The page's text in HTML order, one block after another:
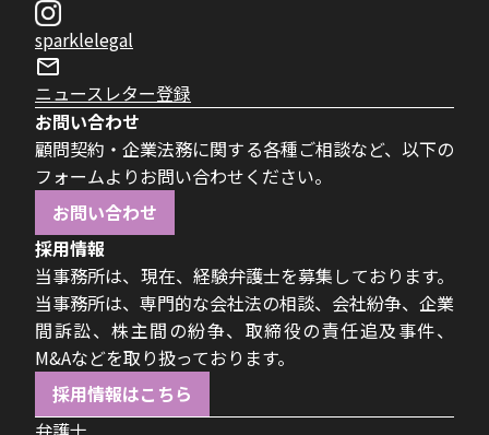
sparklelegal
ニュースレター登録
お問い合わせ
顧問契約・企業法務に関する各種ご相談など、以下の
フォームよりお問い合わせください。
お問い合わせ
採用情報
当事務所は、現在、経験弁護士を募集しております。
当事務所は、専門的な会社法の相談、会社紛争、企業
間訴訟、株主間の紛争、取締役の責任追及事件、
M&Aなどを取り扱っております。
採用情報はこちら